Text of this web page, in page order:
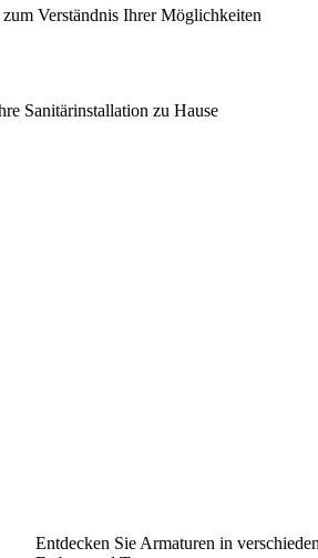
Verständnis Ihrer Möglichkeiten
Sanitärinstallation zu Hause
Entdecken Sie Armaturen in